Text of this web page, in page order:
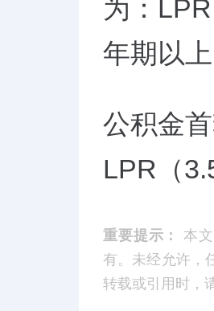
为：
年期以
公积金
LPR（
重要提示：
本
有。未经允许，
转载或引用时，